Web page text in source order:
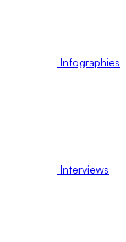
Infographies
Interviews